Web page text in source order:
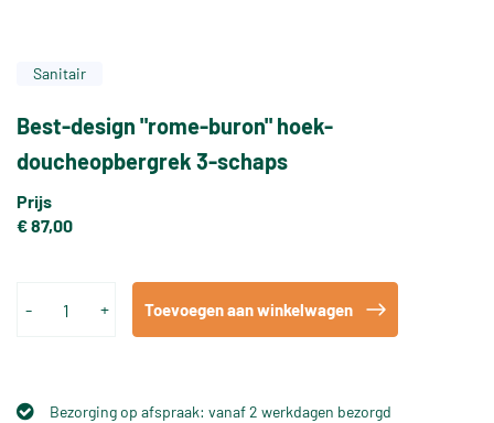
Sanitair
Best-design "rome-buron" hoek-
doucheopbergrek 3-schaps
Prijs
€ 87,00
- + Toevoegen aan winkelwagen
Bezorging op afspraak: vanaf 2 werkdagen bezorgd